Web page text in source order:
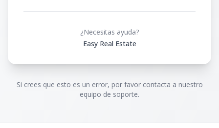
¿Necesitas ayuda?
Easy Real Estate
Si crees que esto es un error, por favor contacta a nuestro
equipo de soporte.